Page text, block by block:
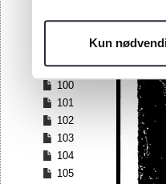
Kun
99
100
101
102
103
104
105